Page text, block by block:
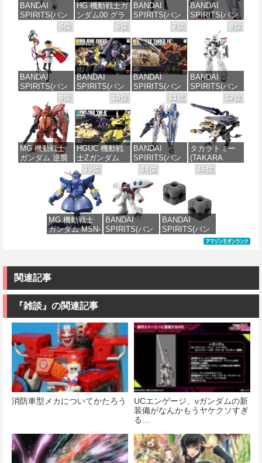
BANDAI
SPIRITS(バン
ダイ スピリッ
ツ) 30MS SIS-
J00 メルンジ
ャ[カラーA] 色
分け済みプラ
モデル
価格：¥4,200
HG 機動戦士ガ
ンダム00 グラ
ハム専用ユニ
オンフラッグ
カスタム 1/144
スケール 色分
け済みプラモ
デル
価格：¥1,850
BANDAI
SPIRITS(バン
ダイスピリッ
ツ) 30MS SIS-
H00 セスティ
エ[カラーC] 色
分け済みプラ
モデル
価格：¥4,682
BANDAI
SPIRITS(バン
ダイ スピリッ
ツ) HGAW 機
動新世紀ガン
ダムX ガンダ
ムエアマスタ
ー 1/144スケー
ル 色分け済み
プラモデル
価格：¥3,782
5位
BANDAI
SPIRITS(バン
ダイ スピリッ
ツ) 30MS
Fate/Grand
Order アルトリ
ア・キャスタ
ー 色分け済み
プラモデル
価格：¥7,800
6位
BANDAI
SPIRITS(バン
ダイ スピリッ
ツ) HGUC 機動
戦士ガンダム
ザクI(黒い三連
星仕様) 1/144
スケール 色分
け済みプラモ
デル
価格：¥2,200
7位
BANDAI
SPIRITS(バン
ダイ スピリッ
ツ) HGUC
1/144 ザクII
(ガルマ専用機)
(機動戦士ガン
ダム)
価格：¥2,880
8位
BANDAI
SPIRITS(バン
ダイ スピリッ
ツ) 機動警察パ
トレイバー
EZY RG 1/48
AV-98Plus (イ
ングラム・プ
ラス) 色分け済
みプラモデル
9位
MG 機動戦士
ガンダム 逆襲
04 サザビー
Ver.Ka 1/100ス
ケール 色分け
済みプラモデ
価格：¥15,000
10位
HGUC 機動戦
士Zガンダム
PMX-003 ジ・
オ 1/144スケー
ル 色分け済み
プラモデル
価格：¥4,200
11位
BANDAI
SPIRITS(バン
ダイ スピリッ
ツ) FULL
MECHANICS
機動戦士ガン
ダム 水星の魔
女 ガンダムエ
アリアル 1/100
スケール 色分
12位
タカラトミー
(TAKARA
TOMY) T-
SPARK
MODEL リアラ
イズモデル
ZOIDS ゾイド
RMZ-025 ライ
ガーゼロファ
ルコン (ZBF)
13位
MG 機動戦士
ガンダム MSN-
ラモデル
14位
BANDAI
SPIRITS(バン
ダム キュベレ
プラモデル
15位
BANDAI
SPIRITS(バン
ダイ スピリッ
ツ) カスタマイ
(EXジョイント
ラモデル
関連記事
『雑談』の関連記事
消防車型メカについてかたろう
UCエンゲージ、νガンダムの新
装備がなんかもうヤケクソすぎ
る…